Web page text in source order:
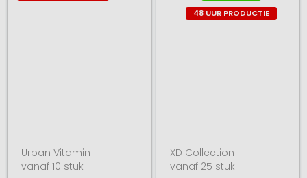
Urban Vitamin
vanaf 10 stuk
48 UUR PRODUCTIE
XD Collection
vanaf 25 stuk